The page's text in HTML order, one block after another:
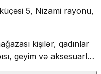
5, Nizami rayonu,
kişilər, qadınlar
geyim və aksesuarlar